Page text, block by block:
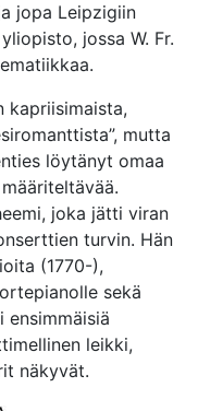
jopa Leipzigiin
jossa W. Fr.
kapriisimaista,
mutta
löytänyt omaa
joka jätti viran
turvin. Hän
(1770-),
sekä
ensimmäisiä
leikki,
näkyvät.